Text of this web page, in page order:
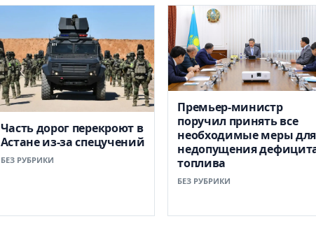
Часть дорог перекроют в
Астане из-за спецучений
БЕЗ РУБРИКИ
Премьер-министр
поручил принять все
необходимые меры для
недопущения
топлива
БЕЗ РУБРИКИ